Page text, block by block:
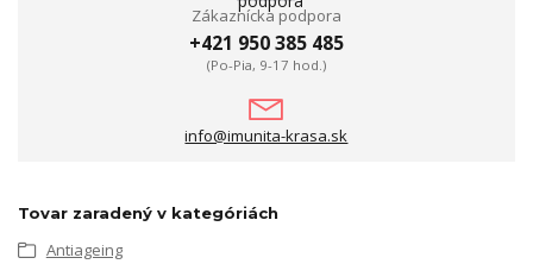
Zákaznícka podpora
+421 950 385 485
(Po-Pia, 9-17 hod.)
info@imunita-krasa.sk
Tovar zaradený v kategóriách
Antiageing